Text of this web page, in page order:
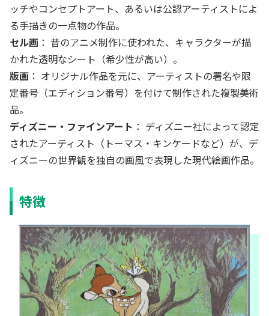
ッチやコンセプトアート、あるいは公認アーティストによ
る手描きの一点物の作品。
セル画 ： 昔のアニメ制作に使われた、キャラクターが描
かれた透明なシート（希少性が高い）。
版画 ： オリジナル作品を元に、アーティストの署名や限
定番号（エディション番号）を付けて制作された複製美術
品。
ディズニー・ファインアート ： ディズニー社によって認定
されたアーティスト（トーマス・キンケードなど）が、デ
ィズニーの世界観を独自の画風で表現した現代絵画作品。
特徴